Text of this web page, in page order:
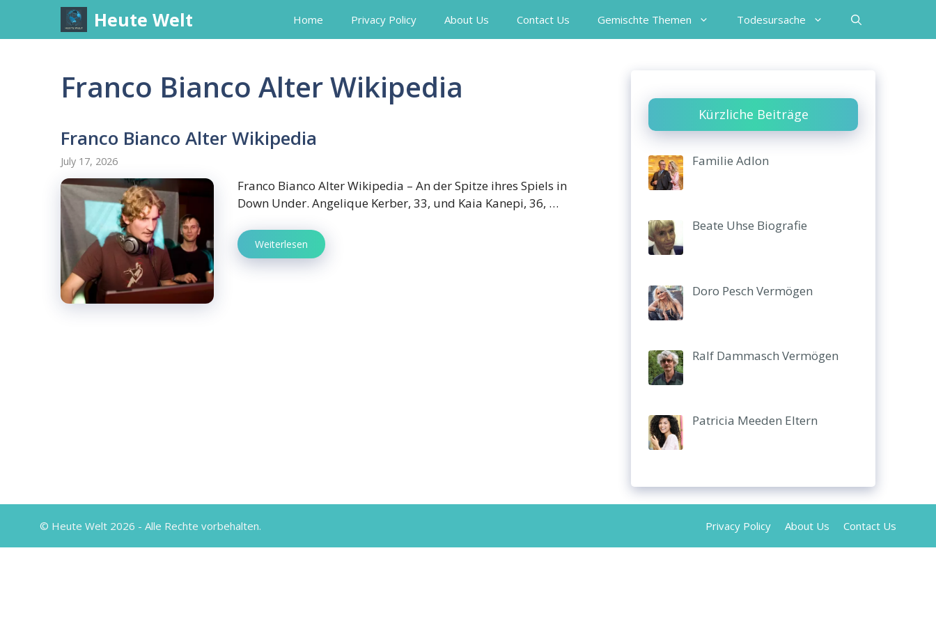
content
Heute Welt Home Privacy Policy About Us Contact Us Gemischte Themen Todesursache
Franco Bianco Alter Wikipedia
Franco Bianco Alter Wikipedia
July 17, 2026
Franco Bianco Alter Wikipedia – An der Spitze ihres Spiels in
Down Under. Angelique Kerber, 33, und Kaia Kanepi, 36, …
Weiterlesen
Kürzliche Beiträge
Familie Adlon
Beate Uhse Biografie
Doro Pesch Vermögen
Ralf Dammasch Vermögen
Patricia Meeden Eltern
Privacy Policy About Us Contact Us
© Heute Welt 2026 - Alle Rechte vorbehalten.